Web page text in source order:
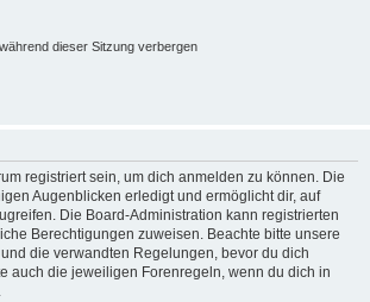
dieser Sitzung verbergen
registriert sein, um dich anmelden zu können. Die
Augenblicken erledigt und ermöglicht dir, auf
Die Board-Administration kann registrierten
Berechtigungen zuweisen. Beachte bitte unsere
die verwandten Regelungen, bevor du dich
auch die jeweiligen Forenregeln, wenn du dich in